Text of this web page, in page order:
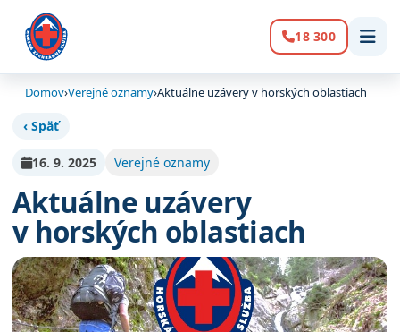
Volanie:
18 300
Domov›Verejné oznamy›Aktuálne uzávery v horských oblastiach
‹ Späť
16. 9. 2025 Verejné oznamy
Aktuálne uzávery
v horských oblastiach